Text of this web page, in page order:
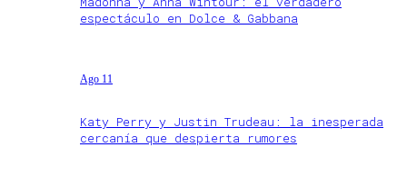
espectáculo en Dolce & Gabbana
Ago 11
Katy Perry y Justin Trudeau: la inesperada
cercanía que despierta rumores